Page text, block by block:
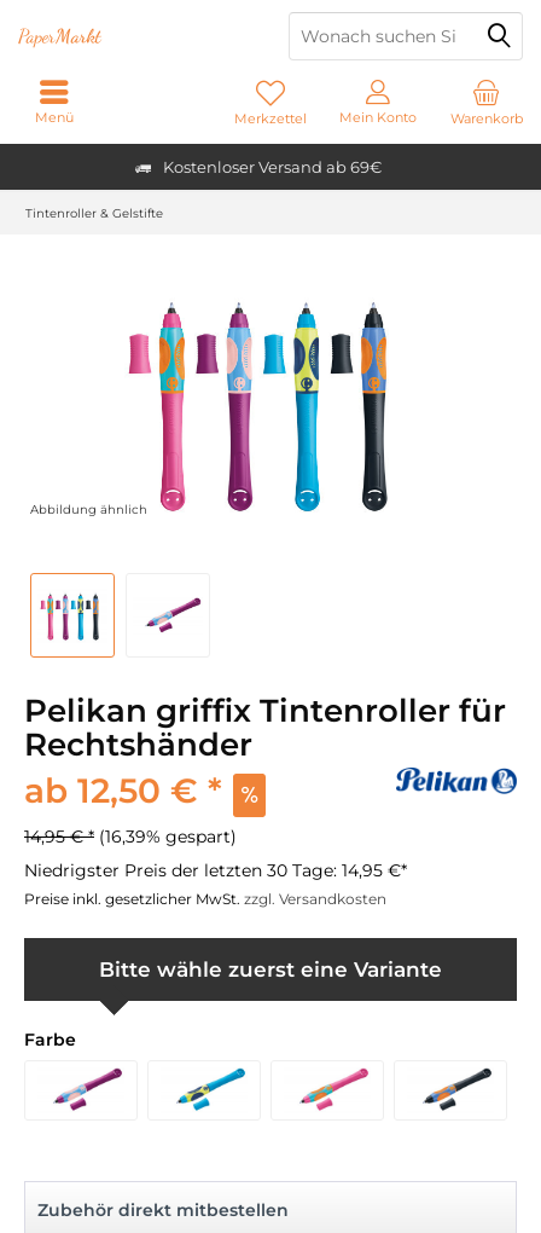
Kostenloser Versand ab 69€
PaperMarkt
Warenkorb
Merkzettel Mein Konto
Menü
Tintenroller & Gelstifte
Abbildung ähnlich
Pelikan griffix Tintenroller für
Rechtshänder
ab 12,50 € *
14,95 € * (16,39% gespart)
Niedrigster Preis der letzten 30 Tage: 14,95 €*
Preise inkl. gesetzlicher MwSt. zzgl. Versandkosten
Bitte wähle zuerst eine Variante
Farbe
Zubehör direkt mitbestellen